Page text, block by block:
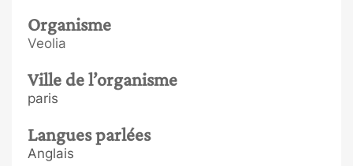
Organisme
Veolia
Ville de l’organisme
paris
Langues parlées
Anglais